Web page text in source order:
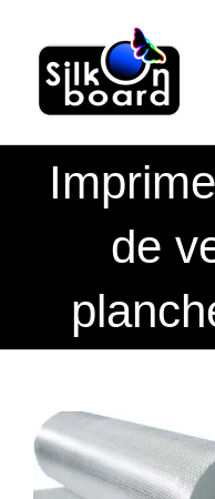
contenu
de
Voir
l'image
agrandie